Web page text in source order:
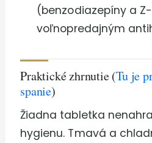
(benzodiazepíny a
voľnopredajným
Praktické zhrnutie (Tu je
spanie)
Žiadna tabletka
hygienu. Tmavá a